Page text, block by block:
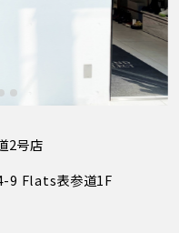
2号店
9 Flats表参道1F